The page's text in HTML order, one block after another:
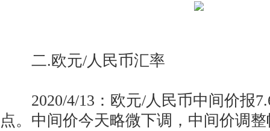
二.欧元/人民币汇率
2020/4/13：欧元/人民币中间价报
点。中间价今天略微下调，中间价调